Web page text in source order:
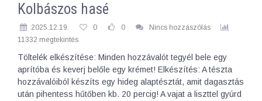
Kolbászos hasé
2025.12.19. 0 0
Nincs hozzászólás
11332 megtekintés
Töltelék elkészítése: Minden hozzávalót tegyél bele egy
aprítóba és keverj belőle egy krémet! Elkészítés: A tészta
hozzávalóiból készíts egy hideg alaptésztát, amit dagasztás
után pihentess hűtőben kb. 20 percig! A vajat a liszttel gyúrd